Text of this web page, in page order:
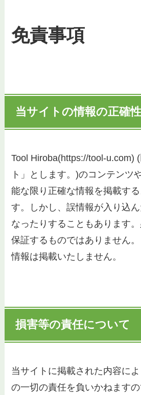
免責事項
当サイトの情報の正確
Tool Hiroba(https://tool-u.com)
ト」とします。)のコンテンツ
能な限り正確な情報を掲載す
す。しかし、誤情報が入り込
なったりすることもあります
保証するものではありません
情報は掲載いたしません。
損害等の責任について
当サイトに掲載された内容に
の一切の責任を負いかねます